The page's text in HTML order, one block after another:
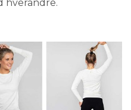
hverandre.